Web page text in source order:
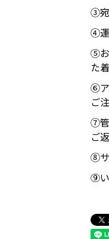
③宛
④運
⑤お
た
⑥ア
ご
⑦管
ご
⑧サ
⑨い